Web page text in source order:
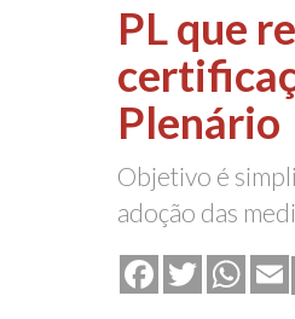
PL que
Plenário
Objetivo é
adoção das
FacebookTwitter